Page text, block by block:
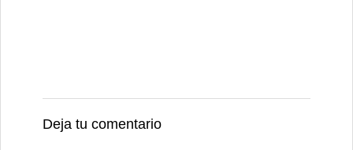
Deja tu comentario